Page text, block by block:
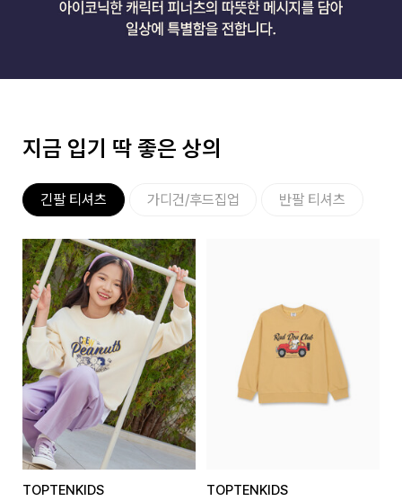
지금 입기 딱 좋은 상의
긴팔 티셔츠 가디건/후드집업 반팔 티셔츠
TOPTENKIDS
TOPTENKIDS